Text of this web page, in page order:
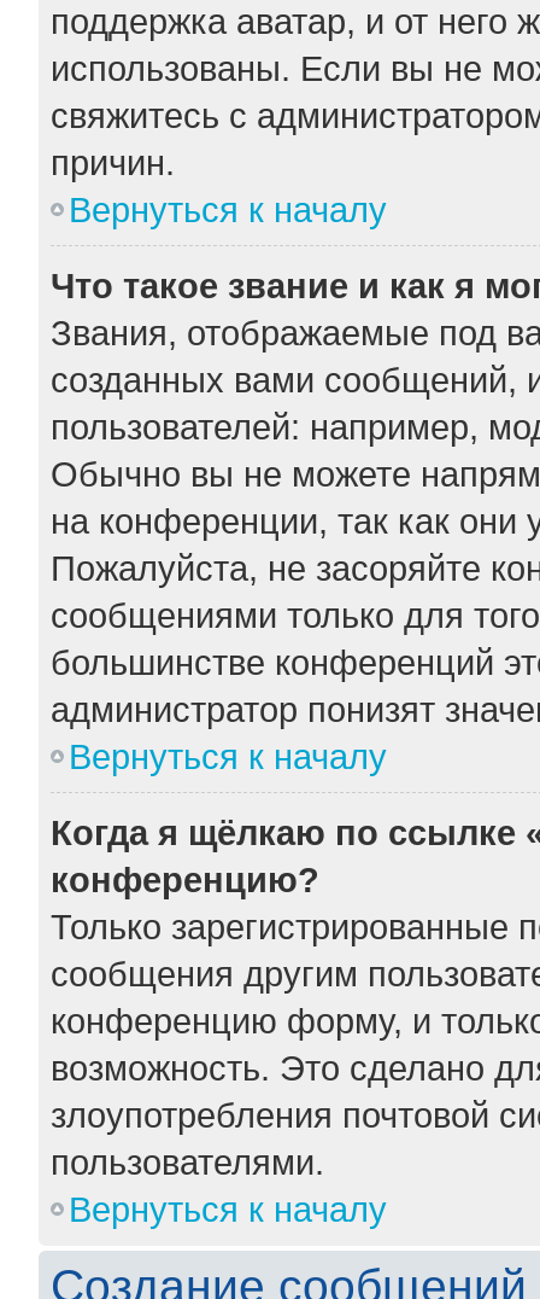
поддержка аватар, и от него
использованы. Если вы не
свяжитесь с
причин.
Вернуться к началу
Что такое звание и как я
Звания, отображаемые под
созданных вами сообщений,
пользователей: например,
Обычно вы не можете
на конференции, так как
Пожалуйста, не засоряйте
сообщениями только для
большинстве конференций
администратор понизят
Вернуться к началу
Когда я щёлкаю по ссылке
конференцию?
Только зарегистрированные
сообщения другим
конференцию форму, и
возможность. Это сделано
злоупотребления почтовой
пользователями.
Вернуться к началу
Создание сообщений